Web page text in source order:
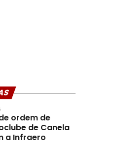
ordem de
de Canela
a Infraero